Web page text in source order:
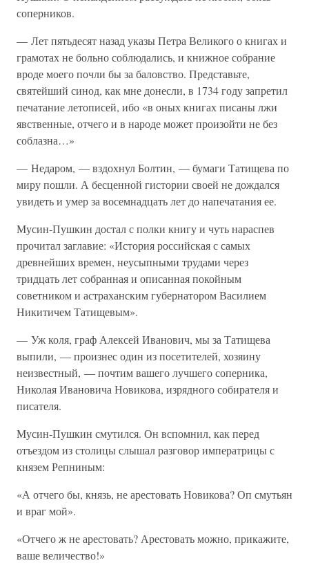
соперников.
— Лет пятьдесят назад указы Петра Великого о книгах и
грамотах не больно соблюдались, и книжное собрание
вроде моего почли бы за баловство. Представьте,
святейший синод, как мне донесли, в 1734 году запретил
печатание летописей, ибо «в оных книгах писаны лжи
явственные, отчего и в народе может произойти не без
соблазна…»
— Недаром, — вздохнул Болтин, — бумаги Татищева по
миру пошли. А бесценной гистории своей не дождался
увидеть и умер за восемнадцать лет до напечатания ее.
Мусин-Пушкин достал с полки книгу и чуть нараспев
прочитал заглавие: «История российская с самых
древнейших времен, неусыпными трудами через
тридцать лет собранная и описанная покойным
советником и астраханским губернатором Василием
Никитичем Татищевым».
— Уж коля, граф Алексей Иванович, мы за Татищева
выпили, — произнес один из посетителей, хозяину
неизвестный, — почтим вашего лучшего соперника,
Николая Ивановича Новикова, изрядного собирателя и
писателя.
Мусин-Пушкин смутился. Он вспомнил, как перед
отъездом из столицы слышал разговор императрицы с
князем Репниным:
«А отчего бы, князь, не арестовать Новикова? Оп смутьян
и враг мой».
«Отчего ж не арестовать? Арестовать можно, прикажите,
ваше величество!»